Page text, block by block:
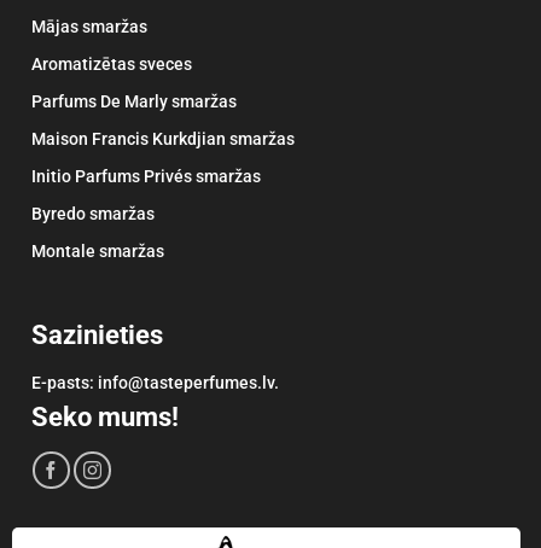
Mājas smaržas
Aromatizētas sveces
Parfums De Marly smaržas
Maison Francis Kurkdjian smaržas
Initio Parfums Privés smaržas
Byredo smaržas
Montale smaržas
Sazinieties
E-pasts: info@tasteperfumes.lv.
Seko mums!